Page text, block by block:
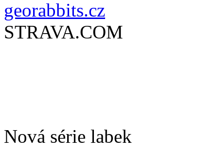
STRAVA.COM
Nová série labek